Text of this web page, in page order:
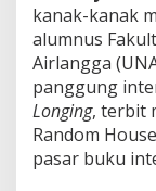
kanak-kanak
alumnus
Airlangga
panggung
Longing, terbit
Random
pasar buku